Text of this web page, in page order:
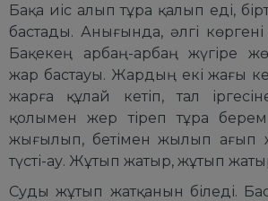
Бақа иіс алып тұра қалып еді,
бастады. Анығында, әлгі
Бақекең арбаң-арбаң жүгіре
жар бастауы. Жардың екі жағы
жарға құлай кетіп, тал
қолымен жер тіреп тұра
жығылып, бетімен жылып ағып
түсті-ау. Жұтып жатыр, жұтып
Суды жұтып жатқанын біледі.